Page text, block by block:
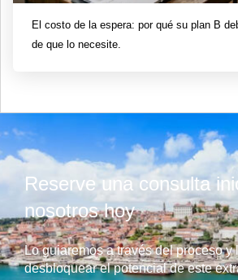
El costo de la espera: por qué su plan B
de que lo necesite.
Reserve una consulta
nosotros hoy
Lo guiaremos a través del proceso y
desbloquear el potencial de este